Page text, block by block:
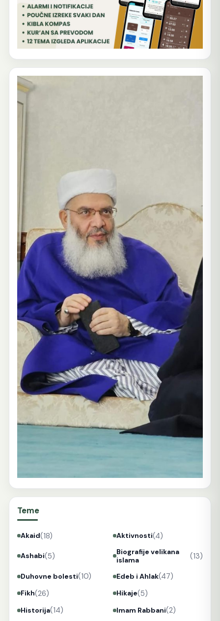
Teme
Akaid(18) Aktivnosti(4)
Ashabi(5)
Biografije velikana
islama
(13)
Duhovne bolesti(10) Edeb i Ahlak(47)
Fikh(26) Hikaje(5)
Historija(14) Imam Rabbani(2)